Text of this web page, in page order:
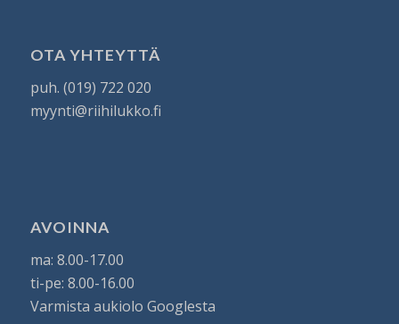
OTA YHTEYTTÄ
puh. (019) 722 020
myynti@riihilukko.fi
AVOINNA
ma: 8.00-17.00
ti-pe: 8.00-16.00
Varmista aukiolo Googlesta